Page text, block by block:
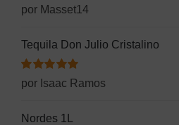
Valorado
con
por Masset14
Tequila Don Julio Cristalino
Valorado
con
por Isaac Ramos
Nordes 1L